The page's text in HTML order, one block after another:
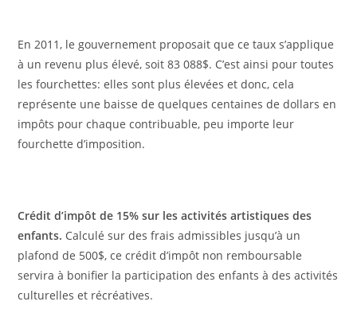
En 2011, le gouvernement proposait que ce taux s’applique
à un revenu plus élevé, soit 83 088$. C’est ainsi pour toutes
les fourchettes: elles sont plus élevées et donc, cela
représente une baisse de quelques centaines de dollars en
impôts pour chaque contribuable, peu importe leur
fourchette d’imposition.
Crédit d’impôt de 15% sur les activités artistiques des
enfants. Calculé sur des frais admissibles jusqu’à un
plafond de 500$, ce crédit d’impôt non remboursable
servira à bonifier la participation des enfants à des activités
culturelles et récréatives.